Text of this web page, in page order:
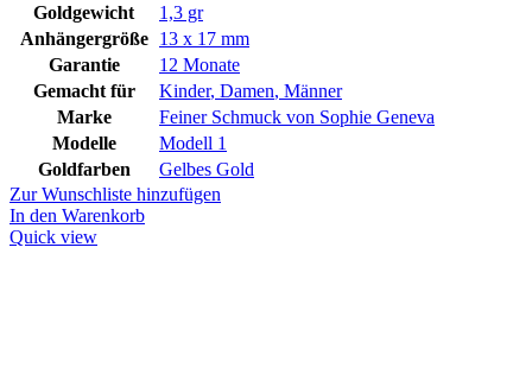
Goldgewicht
1,3 gr
Anhängergröße
13 x 17 mm
Garantie
12 Monate
Gemacht für
Kinder, Damen, Männer
Marke
Feiner Schmuck von Sophie Geneva
Modelle
Modell 1
Goldfarben
Gelbes Gold
Zur Wunschliste hinzufügen
In den Warenkorb
Quick view